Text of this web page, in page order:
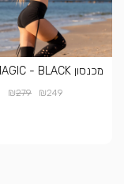
מכנסון GOA MAGIC - BLACK
₪249
₪279